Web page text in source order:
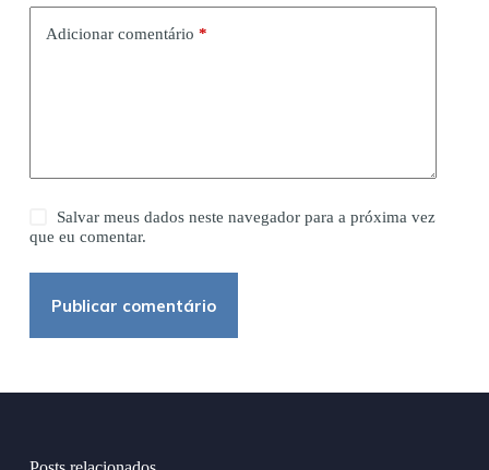
Adicionar comentário *
Salvar meus dados neste navegador para a próxima vez
que eu comentar.
Publicar comentário